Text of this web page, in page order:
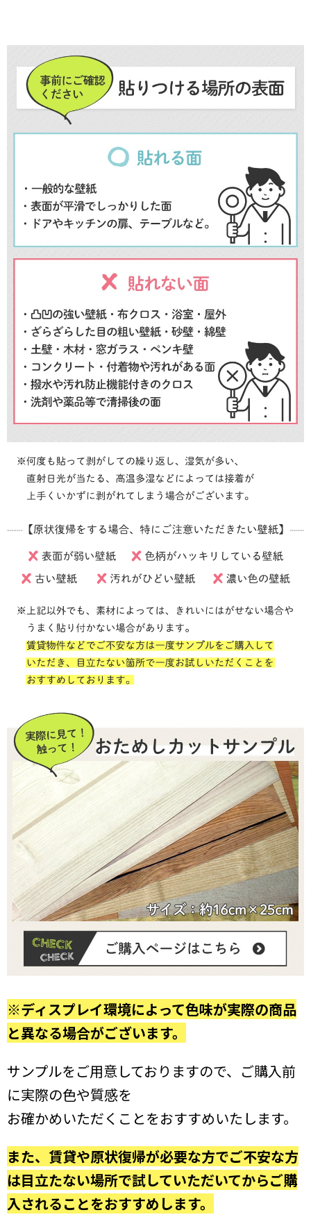
※ディスプレイ環境によって色味が実際の商品
と異なる場合がございます。
サンプルをご用意しておりますので、ご購入前
に実際の色や質感を
お確かめいただくことをおすすめいたします。
また、賃貸や原状復帰が必要な方でご不安な方
は目立たない場所で試していただいてからご購
入されることをおすすめします。